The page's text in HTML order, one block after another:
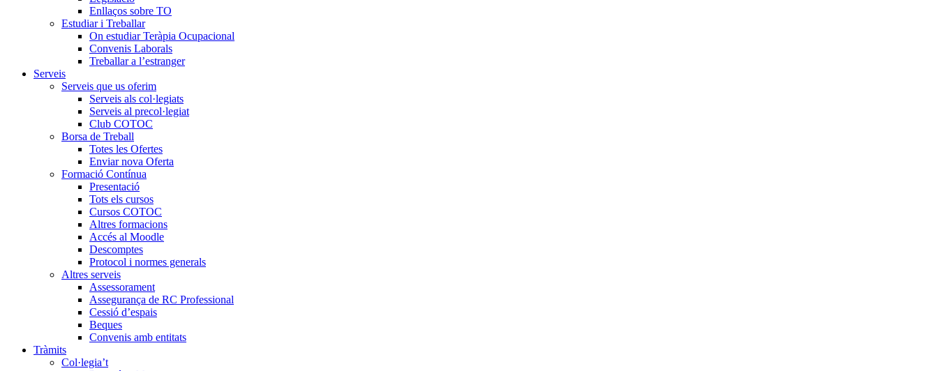
Enllaços sobre TO
Estudiar i Treballar
On estudiar Teràpia Ocupacional
Convenis Laborals
Treballar a l’estranger
Serveis
Serveis que us oferim
Serveis als col·legiats
Serveis al precol·legiat
Club COTOC
Borsa de Treball
Totes les Ofertes
Enviar nova Oferta
Formació Contínua
Presentació
Tots els cursos
Cursos COTOC
Altres formacions
Accés al Moodle
Descomptes
Protocol i normes generals
Altres serveis
Assessorament
Assegurança de RC Professional
Cessió d’espais
Beques
Convenis amb entitats
Tràmits
Col·legia’t